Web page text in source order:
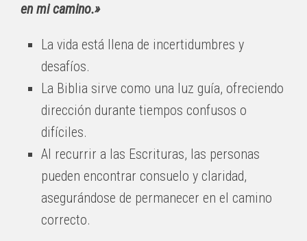
en mi camino.»
La vida está llena de incertidumbres y
desafíos.
La Biblia sirve como una luz guía, ofreciendo
dirección durante tiempos confusos o
difíciles.
Al recurrir a las Escrituras, las personas
pueden encontrar consuelo y claridad,
asegurándose de permanecer en el camino
correcto.